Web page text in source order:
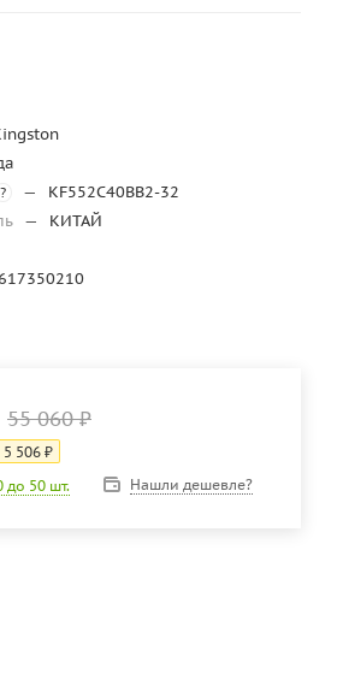
? —
KF552C40BB2-32
—
КИТАЙ
55 060₽
5 506 ₽
до 50 шт.
Нашли дешевле?